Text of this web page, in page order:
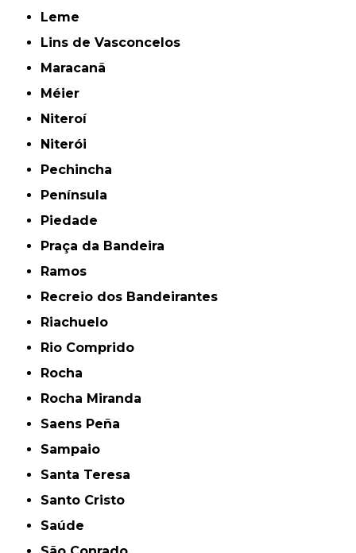
Leme
Lins de Vasconcelos
Maracanã
Méier
Niteroí
Niterói
Pechincha
Península
Piedade
Praça da Bandeira
Ramos
Recreio dos Bandeirantes
Riachuelo
Rio Comprido
Rocha
Rocha Miranda
Saens Peña
Sampaio
Santa Teresa
Santo Cristo
Saúde